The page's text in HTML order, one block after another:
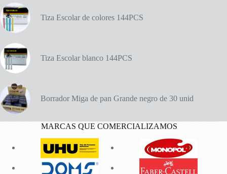
Tiza Escolar de colores 144PCS
Tiza Escolar blanco 144PCS
Borrador Miga de pan Grande negro de 30 unid
MARCAS QUE COMERCIALIZAMOS